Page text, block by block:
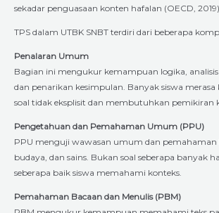
sekadar penguasaan konten hafalan (OECD, 2019).
TPS dalam UTBK SNBT terdiri dari beberapa
Penalaran Umum
Bagian ini mengukur kemampuan logika,
dan penarikan kesimpulan. Banyak siswa merasa
soal tidak eksplisit dan membutuhkan pemikiran
Pengetahuan dan Pemahaman Umum (PPU)
PPU menguji wawasan umum dan pemahaman
budaya, dan sains. Bukan soal seberapa banyak
seberapa baik siswa memahami konteks.
Pemahaman Bacaan dan Menulis (PBM)